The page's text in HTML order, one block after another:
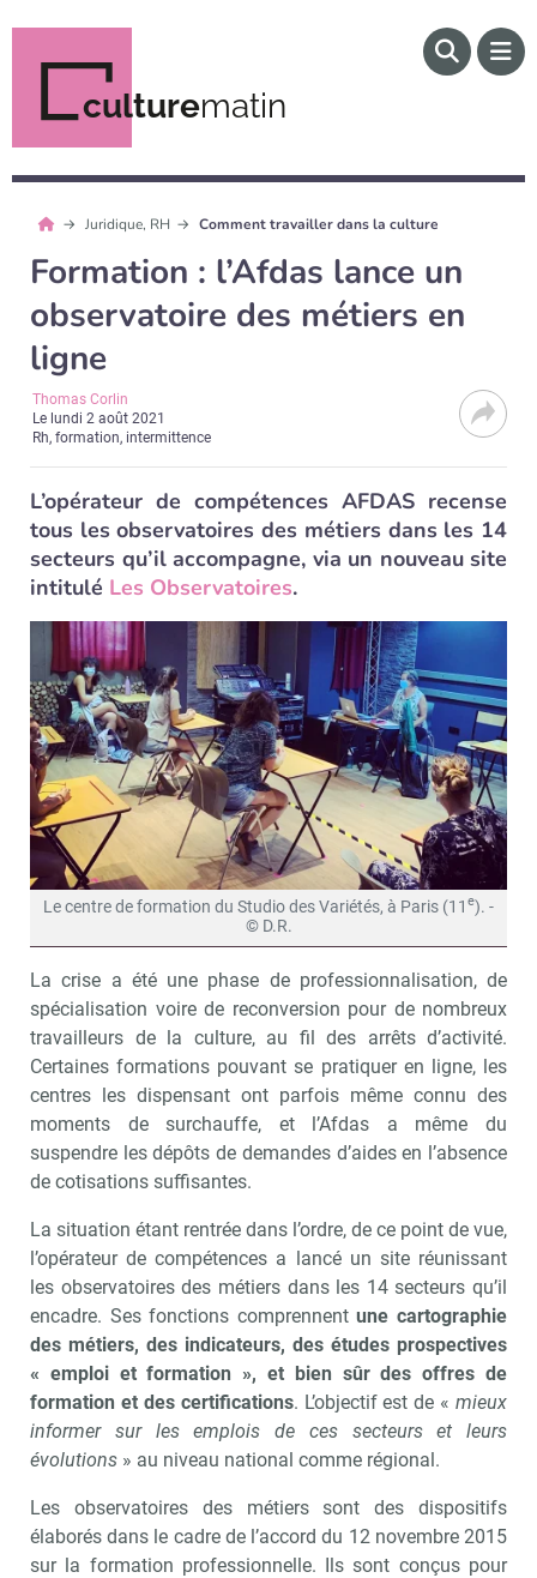
culturematin
Juridique, RH Comment travailler dans la culture
Formation : l’Afdas lance un
observatoire des métiers en
ligne
Thomas Corlin
Le lundi 2 août 2021
Rh, formation, intermittence
L’opérateur de compétences AFDAS recense
tous les observatoires des métiers dans les 14
secteurs qu’il accompagne, via un nouveau site
intitulé Les Observatoires.
Le centre de formation du Studio des Variétés, à Paris (11 e). -
© D.R.
La crise a été une phase de professionnalisation, de
spécialisation voire de reconversion pour de nombreux
travailleurs de la culture, au fil des arrêts d’activité.
Certaines formations pouvant se pratiquer en ligne, les
centres les dispensant ont parfois même connu des
moments de surchauffe, et l’Afdas a même du
suspendre les dépôts de demandes d’aides en l’absence
de cotisations suffisantes.
La situation étant rentrée dans l’ordre, de ce point de vue,
l’opérateur de compétences a lancé un site réunissant
les observatoires des métiers dans les 14 secteurs qu’il
encadre. Ses fonctions comprennentune cartographie
des métiers, des indicateurs, des études prospectives
« emploi et formation », et bien sûr des offres de
formation et des certifications. L’objectif est de « mieux
informer sur les emplois de ces secteurs et leurs
évolutions » au niveau national comme régional.
Les observatoires des métiers sont des dispositifs
élaborés dans le cadre de l’accord du 12 novembre 2015
sur la formation professionnelle. Ils sont conçus pour